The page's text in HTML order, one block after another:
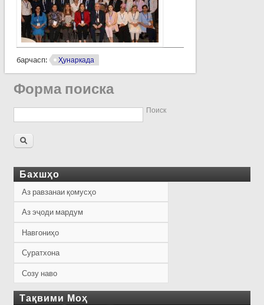
барчасп: Ҳунаркада
Форма поиска
Поиск
Бахшҳо
Аз равзанаи қомусҳо
Аз эҷоди мардум
Навгониҳо
Суратхона
Созу наво
Тақвими Моҳ